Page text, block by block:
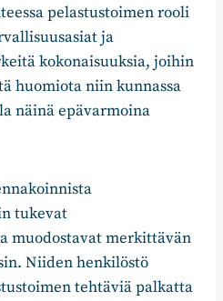
pelastustoimen rooli
ja
kokonaisuuksia, joihin
huomiota niin kunnassa
näinä epävarmoina
tukevat
muodostavat merkittävän
Niiden henkilöstö
tehtäviä palkatta